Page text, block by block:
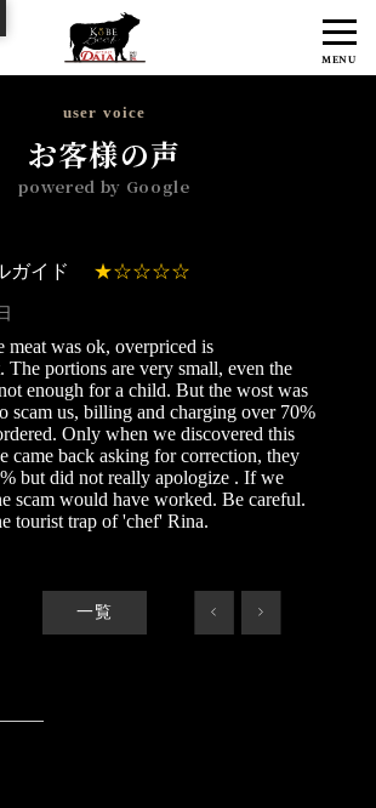
MENU
牛ダイア 雷門西店
ローカル
user voice
お客様の声
powered by Google
ガイド
meat was ok, overpriced is
The portions are very small, even the
enough for a child. But the wost was
scam us, billing and charging over 70%
Only when we discovered this
came back asking for correction, they
but did not really apologize . If we
scam would have worked. Be careful.
tourist trap of 'chef' Rina.
一覧 < >